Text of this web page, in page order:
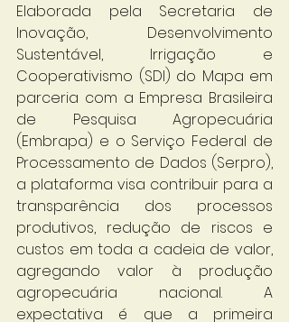
Elaborada pela Secretaria de
Inovação, Desenvolvimento
Sustentável, Irrigação e
Cooperativismo (SDI) do Mapa em
parceria com a Empresa Brasileira
de Pesquisa Agropecuária
(Embrapa) e o Serviço Federal de
Processamento de Dados (Serpro),
a plataforma visa contribuir para a
transparência dos processos
produtivos, redução de riscos e
custos em toda a cadeia de valor,
agregando valor à produção
agropecuária nacional. A
expectativa é que a primeira